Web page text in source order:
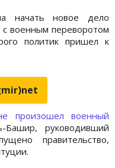
начать новое дело
военным переворотом
политик пришел к
произошел военный
руководивший
правительство,